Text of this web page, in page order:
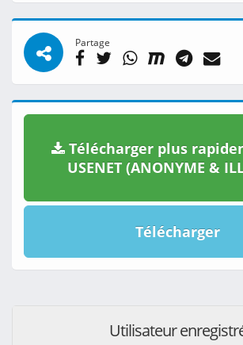
Partage
Télécharger plus
USENET (ANONYME &
Télécharger
Utilisateur